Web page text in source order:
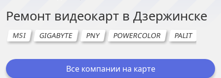
Ремонт видеокарт в Дзержинске
MSI GIGABYTE PNY POWERCOLOR PALIT
Все компании на карте